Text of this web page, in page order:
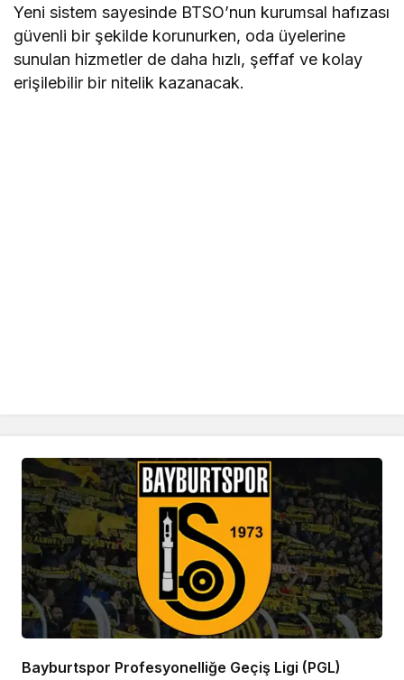
Yeni sistem sayesinde BTSO’nun kurumsal hafızası
güvenli bir şekilde korunurken, oda üyelerine
sunulan hizmetler de daha hızlı, şeffaf ve kolay
erişilebilir bir nitelik kazanacak.
Bayburtspor Profesyonelliğe Geçiş Ligi (PGL)